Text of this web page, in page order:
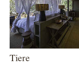
Tiere